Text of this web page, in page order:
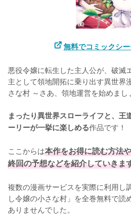
無料でコミックシ
悪役令嬢に転生した主人公が、破滅
主として領地開拓に乗り出す異世界
さな村 ～さあ、領地運営を始めまし
まったり異世界スローライフと、王
ーリーが一挙に楽しめる作品です！
ここからは本作をお得に読む方法
終回の予想などを紹介していきま
複数の漫画サービスを実際に利用し
し令嬢の小さな村」を全巻無料で読
ありませんでした。